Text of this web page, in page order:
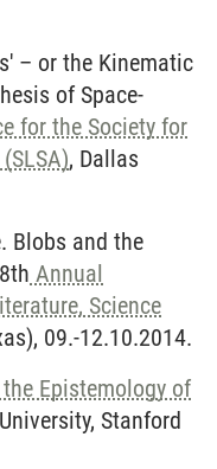
– or the Kinematic
of Space-
for the Society for
, Dallas
Blobs and the
Annual
Science
09.-12.10.2014.
the Epistemology of
Stanford